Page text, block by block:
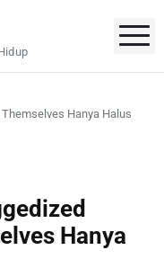
Hanya Halus
Hanya